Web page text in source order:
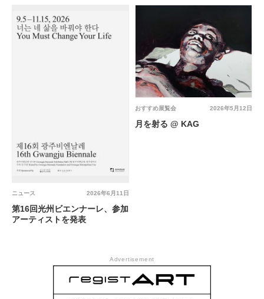
2026年6月11日
ニュース
第16回光州ビエンナーレ、参加
アーティストを発表
2026年5月12日
おすすめ展覧会
月を射る @ KAG
Advertisement